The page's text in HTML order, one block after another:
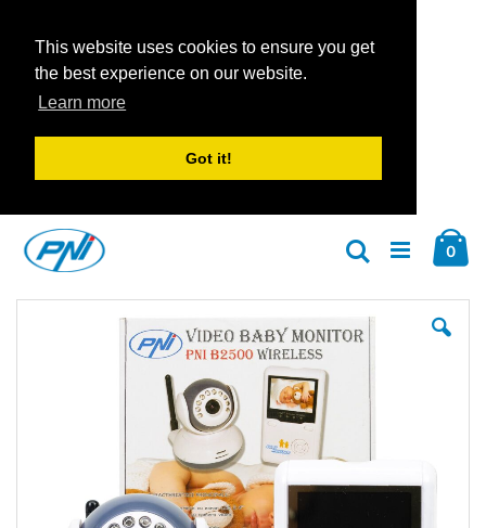
This website uses cookies to ensure you get
the best experience on our website.
Learn more
Got it!
Inhalt
springen
0
Suche